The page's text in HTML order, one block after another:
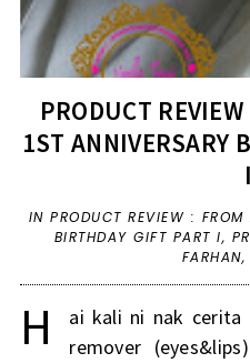
PRODUCT
1ST ANNIVERSARY
I
IN PRODUCT REVIEW : FROM
BIRTHDAY GIFT PART I,
FARHAN,
H
ai kali ni nak cerita
remover